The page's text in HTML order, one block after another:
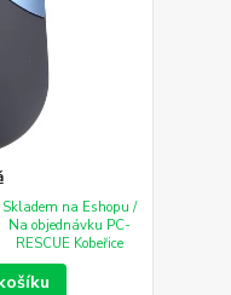
Skladem na Eshopu /
Na objednávku PC-
RESCUE Kobeřice